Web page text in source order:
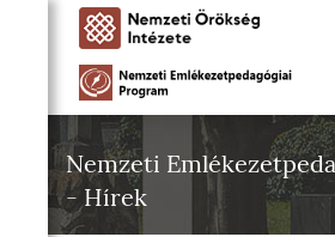
Nemzeti
- Hírek